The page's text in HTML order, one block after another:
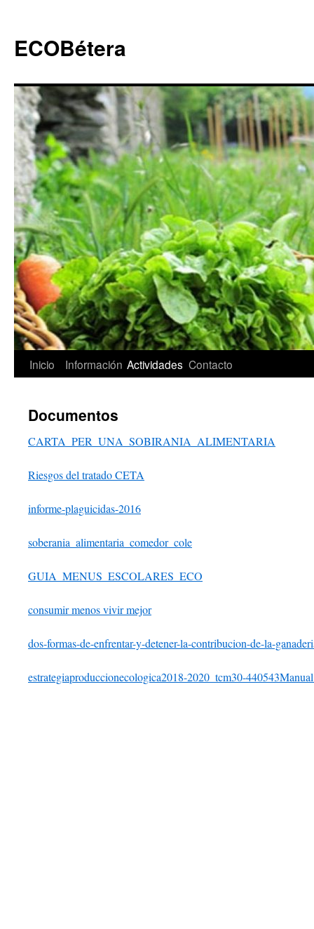
ECOBétera
Saltar
contenido
Inicio Información Actividades Contacto
Documentos
CARTA_PER_UNA_SOBIRANIA_ALIMENTARIA
Riesgos del tratado CETA
informe-plaguicidas-2016
soberania_alimentaria_comedor_cole
GUIA_MENUS_ESCOLARES_ECO
consumir menos vivir mejor
dos-formas-de-enfrentar-y-detener-la-contribucion-de-la-
estrategiaproduccionecologica2018-2020_tcm30-440543